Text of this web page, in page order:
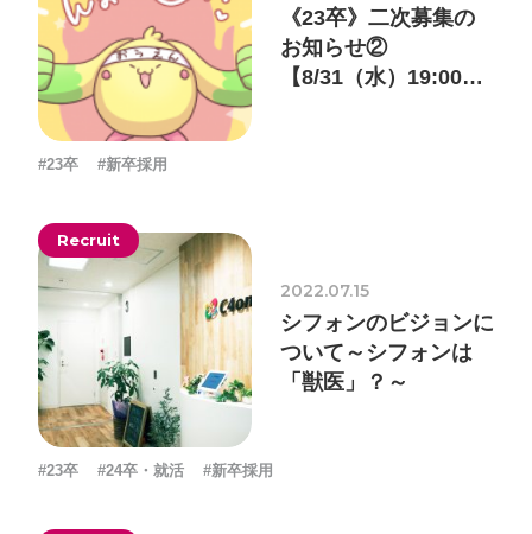
実績 #事業紹介 #仕事紹介 #企業理念 #企画 #休業
日 #会社行事 #会社説明会 #何もわからん
言 #健康優良法人 #入社式 #内定 #制作進行・ゲーム
PM #制作進行・進行管理・ゲームPM
受託事業 #完全に理解した
#看板 #研修 #社員紹介
福利厚生 #第3の賃上げ #総務人事 #自社プロジェクト・
サービス #行事 #選考 #面接
VIEW MORE
株式会社シフォン
東京都千代田区内神田2-12-5 内山ビル 3F
GoogleMaps
《23卒》二次募集の
お知らせ②
【8/31（水）19:00必
#23卒 #新卒採用
Recruit
2022.07.15
シフォンのビジョンに
ついて～シフォンは
「獣医」？～
#23卒 #24卒・就活 #新卒採用